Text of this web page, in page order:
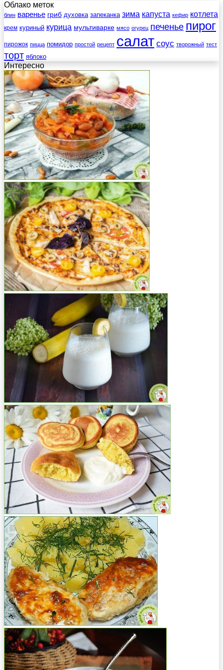
Облако меток
блин варенье гриб духовка запеканка зима капуста кефир котлета
крем куриный курица мультиварке мясо огурец печенье пирог
пирожок пицца помидор простой рецепт салат соус творожный тест
торт яблоко
Интересно